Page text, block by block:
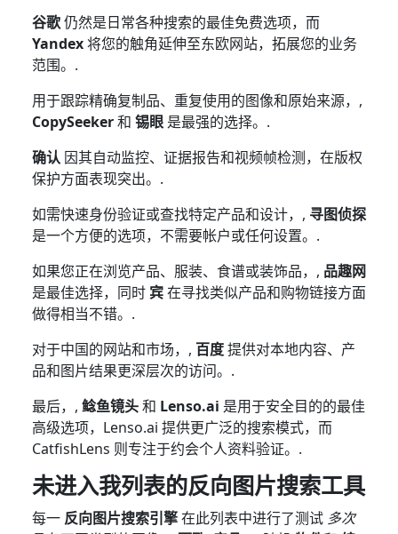
谷歌仍然是日常各种搜索的最佳免费选项，而
Yandex将您的触角延伸至东欧网站，拓展您的业务
范围。.
用于跟踪精确复制品、重复使用的图像和原始来源，,
CopySeeker和 锡眼 是最强的选择。.
确认 因其自动监控、证据报告和视频帧检测，在版权
保护方面表现突出。.
如需快速身份验证或查找特定产品和设计，, 寻图侦探
是一个方便的选项，不需要帐户或任何设置。.
如果您正在浏览产品、服装、食谱或装饰品，, 品趣网
是最佳选择，同时 宾在寻找类似产品和购物链接方面
做得相当不错。.
对于中国的网站和市场，, 百度提供对本地内容、产
品和图片结果更深层次的访问。.
最后，, 鲶鱼镜头和 Lenso.ai 是用于安全目的的最佳
高级选项，Lenso.ai 提供更广泛的搜索模式，而
CatfishLens 则专注于约会个人资料验证。.
未进入我列表的反向图片搜索工具
每一 反向图片搜索引擎在此列表中进行了测试 多次